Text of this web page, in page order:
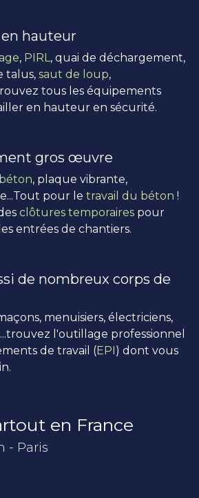
hauteur
, PIRL , quai de déchargement,
talus, saut de loup,
tous les équipements
en hauteur en sécurité.
gros œuvre
, plaque vibrante,
pour le travail du béton !
clôtures temporaires pour
entrées de chantiers.
de nombreux corps de
menuisiers, électriciens,
l'outillage professionnel
de travail (EPI) dont vous
en France
- Paris